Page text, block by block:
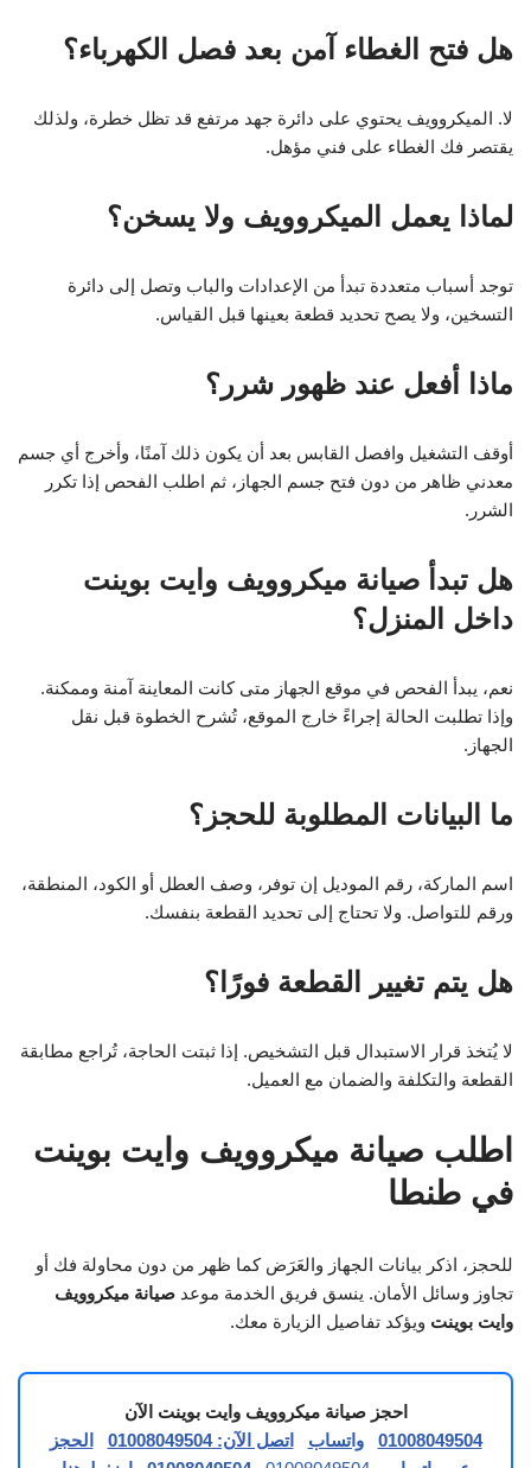
هل فتح الغطاء آمن بعد فصل الكهرباء؟
لا. الميكروويف يحتوي على دائرة جهد مرتفع قد تظل خطرة، ولذلك
يقتصر فك الغطاء على فني مؤهل.
لماذا يعمل الميكروويف ولا يسخن؟
توجد أسباب متعددة تبدأ من الإعدادات والباب وتصل إلى دائرة
التسخين، ولا يصح تحديد قطعة بعينها قبل القياس.
ماذا أفعل عند ظهور شرر؟
أوقف التشغيل وافصل القابس بعد أن يكون ذلك آمنًا، وأخرج أي جسم
معدني ظاهر من دون فتح جسم الجهاز، ثم اطلب الفحص إذا تكرر
الشرر.
هل تبدأ صيانة ميكروويف وايت بوينت
داخل المنزل؟
نعم، يبدأ الفحص في موقع الجهاز متى كانت المعاينة آمنة وممكنة.
وإذا تطلبت الحالة إجراءً خارج الموقع، تُشرح الخطوة قبل نقل
الجهاز.
ما البيانات المطلوبة للحجز؟
اسم الماركة، رقم الموديل إن توفر، وصف العطل أو الكود، المنطقة،
ورقم للتواصل. ولا تحتاج إلى تحديد القطعة بنفسك.
هل يتم تغيير القطعة فورًا؟
لا يُتخذ قرار الاستبدال قبل التشخيص. إذا ثبتت الحاجة، تُراجع مطابقة
القطعة والتكلفة والضمان مع العميل.
اطلب صيانة ميكروويف وايت بوينت
في طنطا
للحجز، اذكر بيانات الجهاز والعَرَض كما ظهر من دون محاولة فك أو
تجاوز وسائل الأمان. ينسق فريق الخدمة موعد صيانة ميكروويف
وايت بوينت ويؤكد تفاصيل الزيارة معك.
احجز صيانة ميكروويف وايت بوينت الآن
01008049504
واتساب اتصل الآن: 01008049504
الحجز